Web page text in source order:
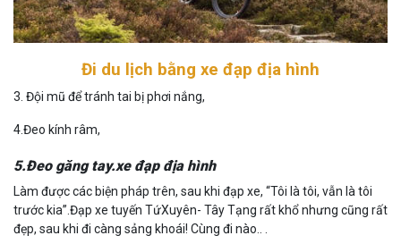
Đi du lịch bằng xe đạp địa hình
3. Đội mũ để tránh tai bị phơi nắng,
4.Đeo kính râm,
5.Đeo găng tay.xe đạp địa hình
Làm được các biện pháp trên, sau khi đạp xe, “Tôi là tôi, vẫn là tôi
trước kia”.Đạp xe tuyến TứXuyên- Tây Tạng rất khổ nhưng cũng rất
đẹp, sau khi đi càng sảng khoái! Cùng đi nào.. .